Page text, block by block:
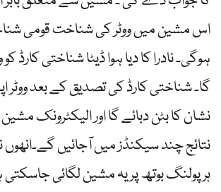
اس مشین میں ووٹر کی شناخت قومی
ہوگی۔ نادرا کا دیا ہوا ڈیٹا شناختی کارڈ
گا۔ شناختی کارڈ کی تصدیق کے بعد ووٹر
نشان کا بٹن دبائے گا اور الیکٹرونک
نتائج چند سیکنڈز میں آجائیں گے۔انھوں
ہر پولنگ بوتھ پر یہ مشین لگائی